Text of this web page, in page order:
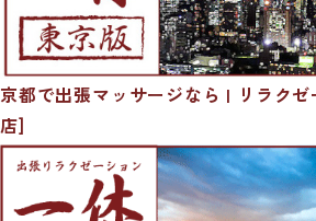
京都で出張マッサージなら | リラク
店]